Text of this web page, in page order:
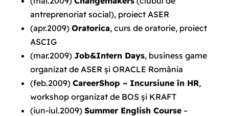
antreprenoriat social), proiect ASER
(apr.2009) Oratorica, curs de oratorie, proiect
ASCIG
(mar.2009) Job&Intern Days, business game
organizat de ASER și ORACLE România
(feb.2009) CareerShop – Incursiune în HR,
workshop organizat de BOS și KRAFT
(iun-iul.2009) Summer English Course–